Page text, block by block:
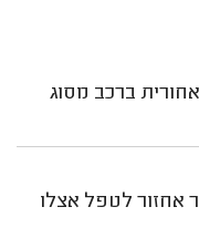
ברכב מסוג
אחזור לטפל אצלו